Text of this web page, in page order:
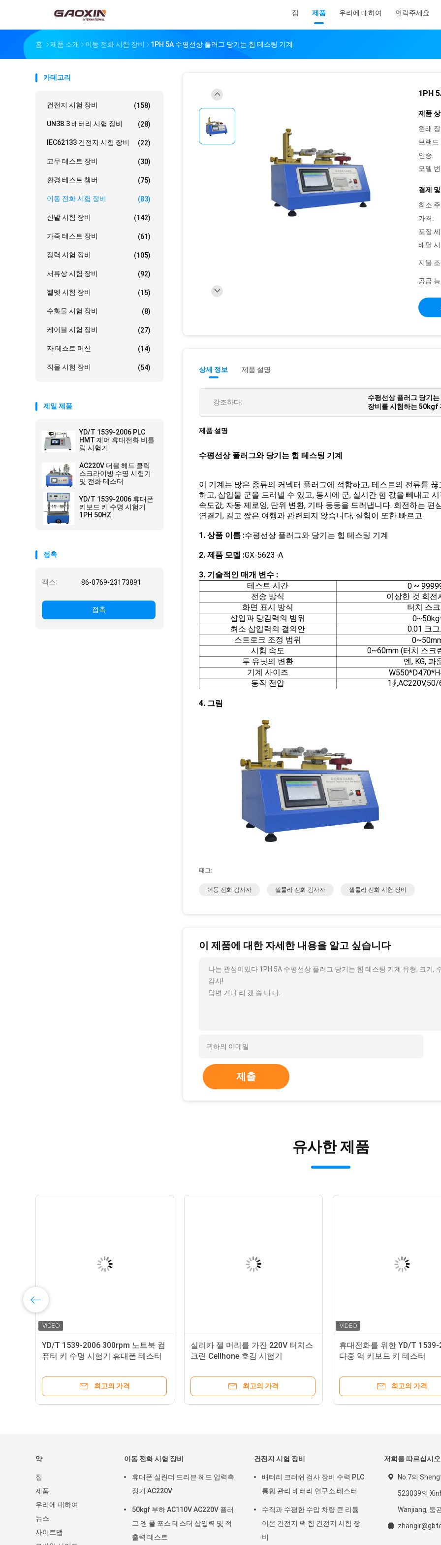
집 제품 우리에 대하여 연락주세요
홈 제품 소개 이동 전화 시험 장비 1PH 5A 수평선상 플러그 당기는 힘 테스팅 기계
카테고리
건전지 시험 장비 (158)
UN38.3 배터리 시험 장비 (28)
IEC62133 건전지 시험 장비 (22)
고무 테스트 장비 (30)
환경 테스트 챔버 (75)
이동 전화 시험 장비 (83)
신발 시험 장비 (142)
가죽 테스트 장비 (61)
장력 시험 장비 (105)
서류상 시험 장비 (92)
헬멧 시험 장비 (15)
수화물 시험 장비 (8)
케이블 시험 장비 (27)
자 테스트 머신 (14)
직물 시험 장비 (54)
제일 제품
YD/T 1539-2006 PLC
HMT 제어 휴대전화 비틀
림 시험기
AC220V 더블 헤드 클릭
스크라이빙 수명 시험기
및 전화 테스터
YD/T 1539-2006 휴대폰
키보드 키 수명 시험기
1PH 50HZ
접촉
팩스: 86-0769-23173891
접촉
1PH
제품
원래
브랜드
인증:
모델
결제
최소
가격:
포장
배달
지불
공급
상세 정보 제품 설명
강조하다:
수평선상 플러그 당기는
장비를 시험하는 50kgf
제품 설명
수평선상 플러그와 당기는 힘 테스팅 기계
이 기계는 많은 종류의 커넥터 플러그에 적합하고, 테스트의 전류를
하고, 삽입물 군을 드러낼 수 있고, 동시에 군, 실시간 힘 값을 빼내고
속도값, 자동 제로잉, 단위 변환, 기타 등등을 드러냅니다. 회전하는 편
연결기, 길고 짧은 여행과 관련되지 않습니다, 실험이 또한 빠르고.
1. 상품 이름 :수평선상 플러그와 당기는 힘 테스팅 기계
2. 제품 모델 :GX-5623-A
3. 기술적인 매개 변수 :
테스트 시간
0 ~
전송 방식
이상한 것 회전
화면 표시 방식
터치 스
삽입과 당김력의 범위
최소 삽입력의 결의안
0.01 크
스트로크 조정 범위
시험 속도
0~60mm (터치 스크
투 유닛의 변환
엔, KG, 파
기계 사이즈
동작 전압
4. 그림
태그:
이동 전화 검사자 셀룰라 전화 검사자 셀룰라 전화 시험 장비
이 제품에 대한 자세한 내용을 알고 싶습니다
나는 관심이있다 1PH 5A 수평선상 플러그 당기는 힘 테스팅 기계 유형, 크기,
감사!
답변 기다 리 겠 습 니 다.
제출
유사한 제품
YD/T 1539-2006 300rpm 노트북 컴
퓨터 키 수명 시험기 휴대폰 테스터
최고의 가격
실리카 젤 머리를 가진 220V 터치스
크린 Cellhone 호감 시험기
최고의 가격
휴대전화를 위한 YD/T
다중 역 키보드 키 테스터
최고의 가격
약
집
제품
우리에 대하여
뉴스
사이트맵
이동 전화 시험 장비
휴대폰 실린더 드리븐 헤드 압력측
정기 AC220V
50kgf 부하 AC110V AC220V 플러
그 앤 풀 포스 테스터 삽입력 및 적
출력 테스트
건전지 시험 장비
배터리 크러쉬 검사 장비 수력 PLC
통합 관리 배터리 연구소 테스터
수직과 수평한 수압 차량 큰 리튬
이온 건전지 팩 힘 건전지 시험 장
비
저희를 따르십시오
No.7의
523039의
Wanjiang, 둥